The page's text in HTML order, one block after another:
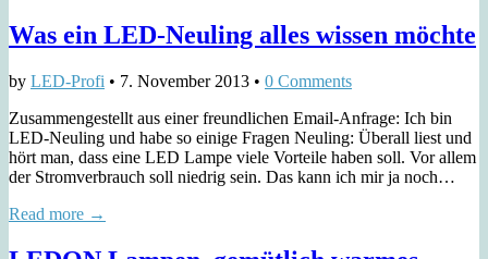
Was ein LED-Neuling alles wissen möchte
by LED-Profi • 7. November 2013 • 0 Comments
Zusammengestellt aus einer freundlichen Email-Anfrage: Ich bin
LED-Neuling und habe so einige Fragen Neuling: Überall liest und
hört man, dass eine LED Lampe viele Vorteile haben soll. Vor allem
der Stromverbrauch soll niedrig sein. Das kann ich mir ja noch…
Read more →